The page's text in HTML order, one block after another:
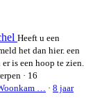
Heeft u een
het dan hier. een
is een hoop te zien.
· 16
… · 8 jaar